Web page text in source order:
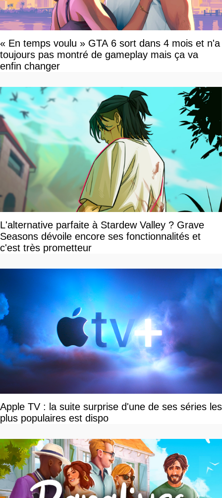
« En temps voulu » GTA 6 sort dans 4 mois et n'a
toujours pas montré de gameplay mais ça va
enfin changer
L'alternative parfaite à Stardew Valley ? Grave
Seasons dévoile encore ses fonctionnalités et
c'est très prometteur
Apple TV : la suite surprise d'une de ses séries les
plus populaires est dispo